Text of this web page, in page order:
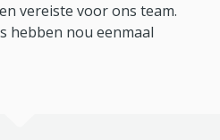
vereiste voor ons team.
hebben nou eenmaal